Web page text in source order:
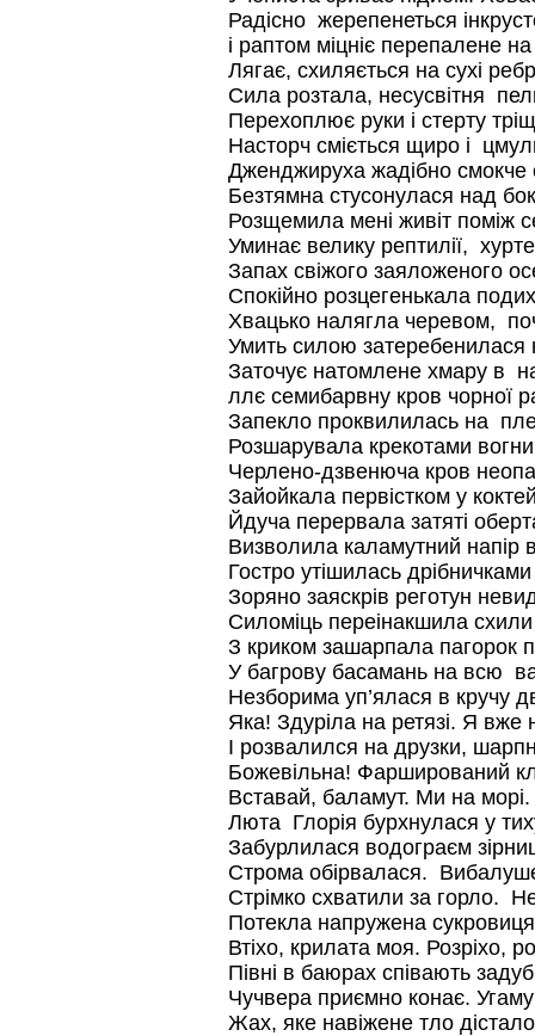
Радісно жерепенеться
і раптом міцніє перепалене
Лягає, схиляється на сухі
Сила розтала, несусвітня
Перехоплює руки і стерту
Насторч сміється щиро і
Дженджируха жадібно смокче
Безтямна стусонулася над
Розщемила мені живіт поміж
Уминає велику рептилії,
Запах свіжого заяложеного
Спокійно розцегенькала
Хвацько налягла черевом,
Умить силою затеребенилася
Заточує натомлене хмару в
ллє семибарвну кров чорної
Запекло проквилилась на
Розшарувала крекотами
Черлено-дзвенюча кров
Зайойкала первістком у
Йдуча перервала затяті
Визволила каламутний напір
Гостро утішилась
Зоряно заяскрів реготун
Силоміць переінакшила схили
З криком зашарпала пагорок
У багрову басамань на всю
Незборима уп’ялася в кручу
Яка! Здуріла на ретязі. Я
І розвалился на друзки,
Божевільна! Фарширований
Вставай, баламут. Ми на
Люта Глорія бурхнулася у
Забурлилася водограєм
Строма обірвалася.
Стрімко схватили за горло.
Потекла напружена
Втіхо, крилата моя. Розріхо,
Півні в баюрах співають
Чучвера приємно конає.
Жах, яке навіжене тло